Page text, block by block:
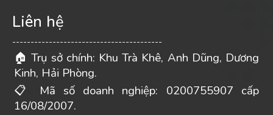
Liên hệ
-----------------------------------------
🏠 Trụ sở chính: Khu Trà Khê, Anh Dũng, Dương
Kinh, Hải Phòng.
📋
Mã số doanh nghiệp: 0200755907 cấp
16/08/2007.